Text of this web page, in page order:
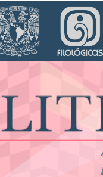
Navegación
principal
Contenido
principal
Barra